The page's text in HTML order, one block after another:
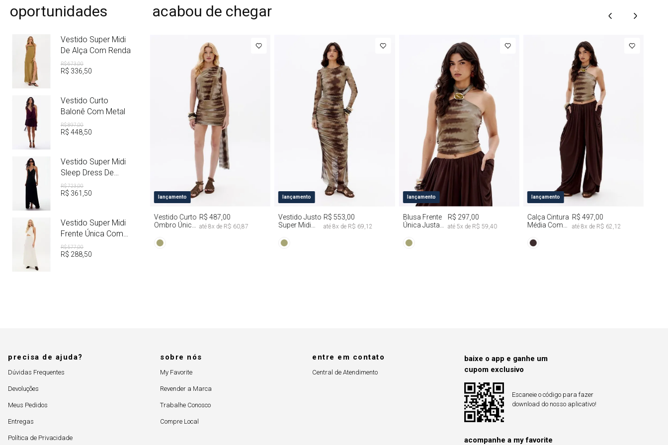
oportunidades
Vestido Super Midi
De Alça Com Renda
R$673,00
R$ 336 50
Vestido Curto
Balonê Com Metal
R$897,00
R$ 448, 50
Vestido Super Midi
Sleep Dress De
Cetim Com Metal
R$723,00
R$ 361 50
Vestido Super Midi
Frente Única Com
Linho
R$577,00
R$ 288, 50
acabou de chegar
lançamento
PP P M
Vestido Curto
Ombro Único
Dye
R$ 487,00
até 8x de R$ 60,87
lançamento
PP M G
Vestido Justo
Super Midi
Tie Dye
R$ 553,00
até 8x de R$ 69,12
lançamento
PP G
Blusa Frente
Única Justa
R$ 297,00
até 5x de R$ 59,40
lançamento
PP P M
Calça Cintura
Média Com
R$ 497,00
até8x deR$ 62,12
precisa de ajuda?
Dúvidas Frequentes
Devoluções
Meus Pedidos
Entregas
Política de Privacidade
sobre nós
My Favorite
Revender a Marca
Trabalhe Conosco
Compre Local
entre em contato
Central de Atendimento
baixe o app e ganhe um
cupom exclusivo
Escaneie o código para fazer
download do nosso aplicativo!
acompanhe a my favorite